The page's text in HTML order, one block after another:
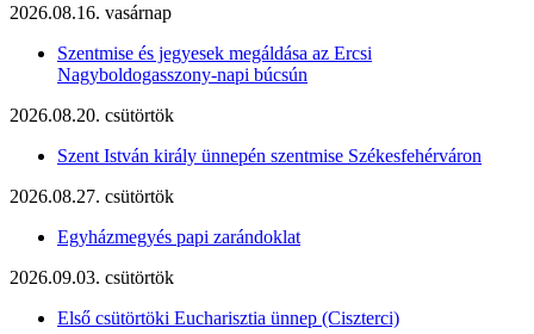
2026.08.16. vasárnap
Szentmise és jegyesek megáldása az Ercsi
Nagyboldogasszony-napi búcsún
2026.08.20. csütörtök
Szent István király ünnepén szentmise Székesfehérváron
2026.08.27. csütörtök
Egyházmegyés papi zarándoklat
2026.09.03. csütörtök
Első csütörtöki Eucharisztia ünnep (Ciszterci)